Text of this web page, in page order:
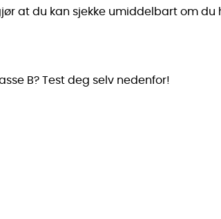
at du kan sjekke umiddelbart om du
B? Test deg selv nedenfor!